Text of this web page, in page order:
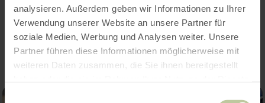
analysieren. Außerdem geben wir Informationen zu Ihrer
Verwendung unserer Website an unsere Partner für
soziale Medien, Werbung und Analysen weiter. Unsere
Partner führen diese Informationen möglicherweise mit
weiteren Daten zusammen, die Sie ihnen bereitgestellt
Einwilligungsauswahl
Impressions